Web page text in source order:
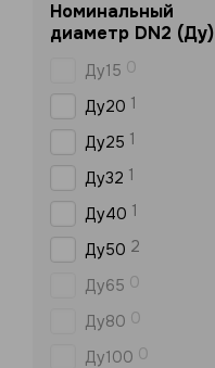
Номинальный
диаметр DN2 (Ду)
Ду15 0
Ду20 1
Ду25 1
Ду32 1
Ду40 1
Ду50 2
Ду65 0
Ду80 0
Ду100 0